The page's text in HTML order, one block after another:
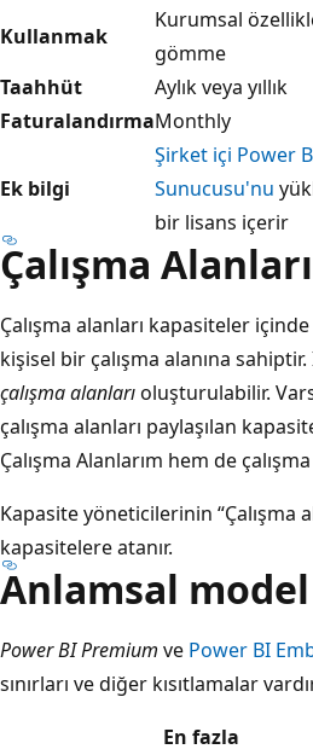
Kullanmak
Kurumsal
gömme
Taahhüt
Aylık veya yıllık
FaturalandırmaMonthly
Ek bilgi
Şirket içi Power
Sunucusu'nu
bir lisans içerir
Çalışma Alanları
Çalışma alanları kapasiteler içinde
kişisel bir çalışma alanına
çalışma alanlarıoluşturulabilir.
çalışma alanları paylaşılan
Çalışma Alanlarım hem de
Kapasite yöneticilerinin “Çalışma
kapasitelere atanır.
Anlamsal model
Power BI Premium ve Power BI
sınırları ve diğer kısıtlamalar
En fazla